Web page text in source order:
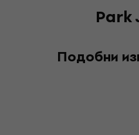
Park
Подобни